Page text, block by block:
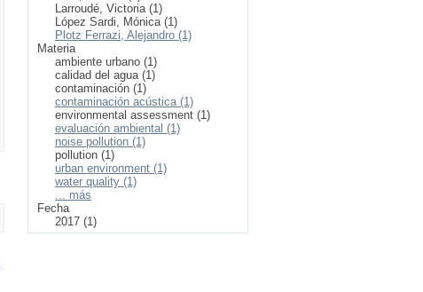
Larroudé, Victoria (1)
López Sardi, Mónica (1)
Plotz Ferrazi, Alejandro (1)
Materia
ambiente urbano (1)
calidad del agua (1)
contaminación (1)
contaminación acústica (1)
environmental assessment (1)
evaluación ambiental (1)
noise pollution (1)
pollution (1)
urban environment (1)
water quality (1)
... más
Fecha
2017 (1)